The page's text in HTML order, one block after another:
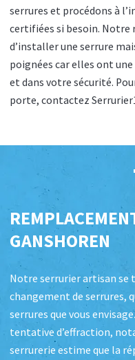
serrures et procédons à
certifiées si besoin. Notre
d’installer une serrure
poignées car elles ont
et dans votre sécurité.
porte, contactez
GANSHOREN
Notre serrurier artisan se
changement de serrures,
serrures que vous
tentative d’effraction,
serrurerie estime que la